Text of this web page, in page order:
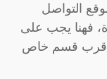
التواصل
فهنا يجب على
أقرب قسم خاص